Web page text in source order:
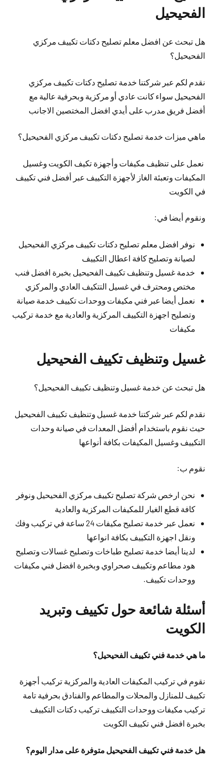
الفحيحيل
هل تبحث عن افضل معلم تصليح دكتات تكييف مركزي
الفحيحيل؟
نقدم لكم عبر شركتنا خدمة تصليح دكتات تكييف مركزي
الفحيحيل سواء كانت عادي أو مركزية وبحرفية عالية مع
أفضل فريق مدرب على أيدي افضل المختصين الاجانب
ماهي ميزات خدمة تصليح دكتات تكييف مركزي الفحيحيل؟
نعمل على تنظيف مكيفات وأجهزة تكيف الكويت وغسيل
المكيفات وتعبئة الغاز لأجهزة التكييف عبر أفضل فني تكييف
في الكويت
ونقوم أيضا في:
نوفر افضل معلم تصليح دكتات تكييف مركزي الفحيحيل
لصيانة وتصليح كافة اعطال التكييف
خدمة غسيل وتنظيف تكييف الفحيحيل بخبرة افضل فنب
مختص ومحترف في غسيل التتكيف العادي والمركزي
نعمل أيضا عبر فني مكيفات ووحدات تكييف خدمة صيانة
وتصليح اجهزة التكييف المركزية والعادية مع خدمة تركيب
مكيفات
غسيل وتنظيف تكييف الفحيحيل
هل تبحث عن خدمة غسيل وتنظيف تكييف الفحيحيل؟
نقدم لكم عبر شركتنا خدمة غسيل وتنظيف تكييف الفحيحيل
حيث نقوم باستخدام أفضل المعدات في صيانة وحدات
التكييف وغسيل المكيفات بكافة أنواعها
نقوم ب:
نحن ارخص شركة تصليح تكييف مركزي الفحيحيل ونوفر
كافة قطع الغيار للمكيفات المركزية والعادية
نعمل عبر خدمة تصليح مكيفات 24 ساعة في تركيب وفك
ونقل اجهزة التكييف بكافة انواعها
لدينا أيضا خدمة تصليح طباخات وتصليح غسالات وتصليح
هود مطاعم وتكييف صحراوي وبخبرة افضل فني مكيفات
ووحدات تكييف.
أسئلة شائعة حول تكييف وتبريد
الكويت
ما هي خدمة فني تكييف الفحيحيل؟
نقوم في تركيب المكيفات العادية والمركزية تركيب أجهزة
تكييف للمنازل والمحلات والمطاعم والفنادق بحرفية تامة
تركيب مكيفات ووحدات التكييف تركيب دكتات التكييف
بخبرة افضل فني تكييف الكويت
هل خدمة فني تكييف الفحيحيل متوفرة على مدار اليوم؟